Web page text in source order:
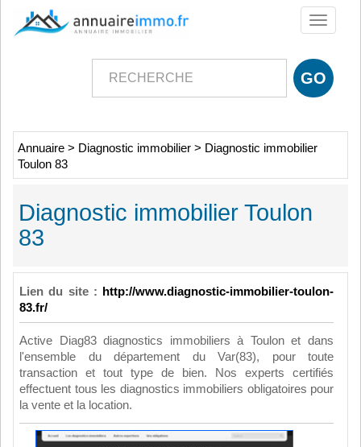
Toggle
Annuaire > Diagnostic immobilier > Diagnostic immobilier
Toulon 83
Diagnostic immobilier Toulon
83
Lien du site :
http://www.diagnostic-immobilier-toulon-
83.fr/
Active Diag83 diagnostics immobiliers à Toulon et dans
l'ensemble du département du Var(83), pour toute
transaction et tout type de bien. Nos experts certifiés
effectuent tous les diagnostics immobiliers obligatoires pour
la vente et la location.